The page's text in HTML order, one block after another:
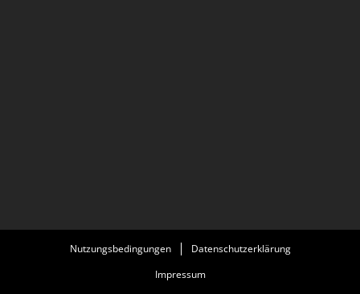
Nutzungsbedingungen
Datenschutzerklärung
Impressum